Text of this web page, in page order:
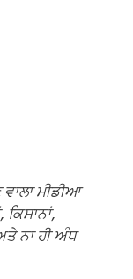
ਮੀਡੀਆ
ਨਾ ਹੀ ਅੰਧ